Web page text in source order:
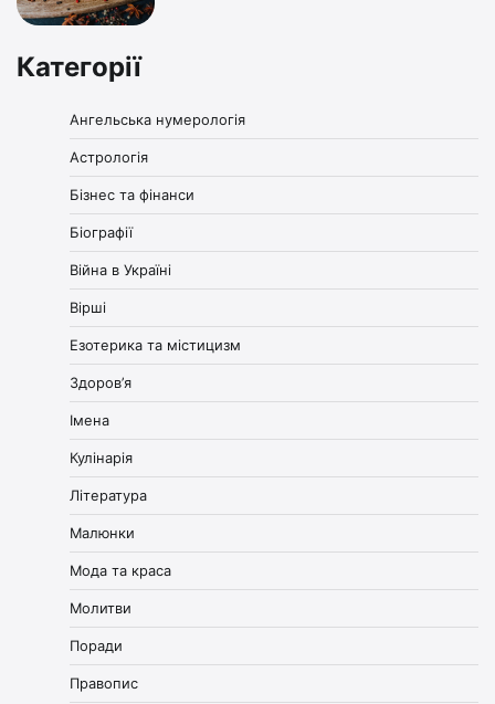
Категорії
Ангельська нумерологія
Астрологія
Бізнес та фінанси
Біографії
Війна в Україні
Вірші
Езотерика та містицизм
Здоров’я
Імена
Кулінарія
Література
Малюнки
Мода та краса
Молитви
Поради
Правопис